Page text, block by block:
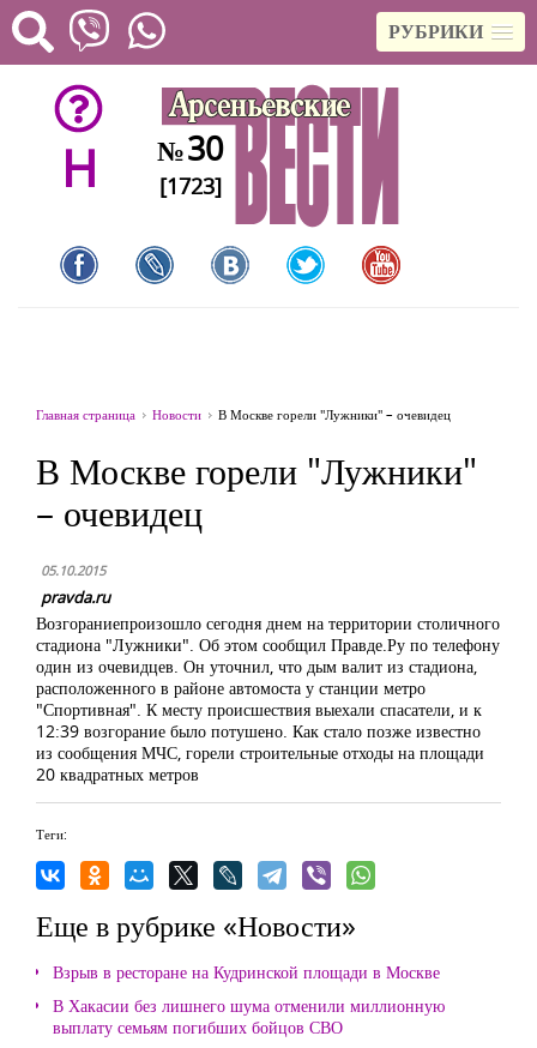
РУБРИКИ
H №30
[1723]
Главная страница Новости В Москве горели "Лужники" – очевидец
В Москве горели "Лужники"
– очевидец
05.10.2015
pravda.ru
Возгораниепроизошло сегодня днем на территории столичного
стадиона "Лужники". Об этом сообщил Правде.Ру по телефону
один из очевидцев. Он уточнил, что дым валит из стадиона,
расположенного в районе автомоста у станции метро
"Спортивная". К месту происшествия выехали спасатели, и к
12:39 возгорание было потушено. Как стало позже известно
из сообщения МЧС, горели строительные отходы на площади
20 квадратных метров
Теги:
Еще в рубрике «Новости»
Взрыв в ресторане на Кудринской площади в Москве
В Хакасии без лишнего шума отменили миллионную
выплату семьям погибших бойцов СВО